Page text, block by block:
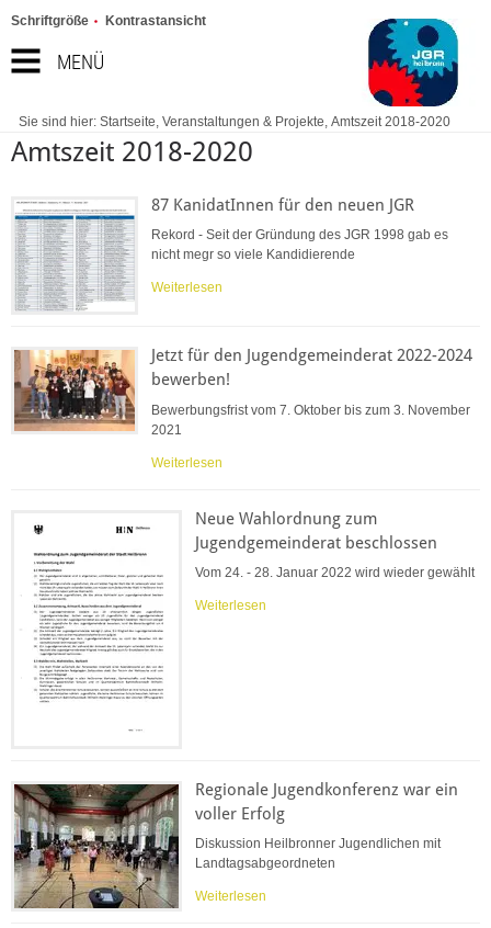
MENÜ
Schriftgröße Kontrastansicht
Sie sind hier: Startseite, Veranstaltungen & Projekte, Amtszeit 2018-2020
Amtszeit 2018-2020
87 KanidatInnen für den neuen JGR
Rekord - Seit der Gründung des JGR 1998 gab es
nicht megr so viele Kandidierende
Weiterlesen
Jetzt für den Jugendgemeinderat 2022-2024
bewerben!
Bewerbungsfrist vom 7. Oktober bis zum 3. November
2021
Weiterlesen
Neue Wahlordnung zum
Jugendgemeinderat beschlossen
Vom 24. - 28. Januar 2022 wird wieder gewählt
Weiterlesen
Regionale Jugendkonferenz war ein
voller Erfolg
Diskussion Heilbronner Jugendlichen mit
Landtagsabgeordneten
Weiterlesen